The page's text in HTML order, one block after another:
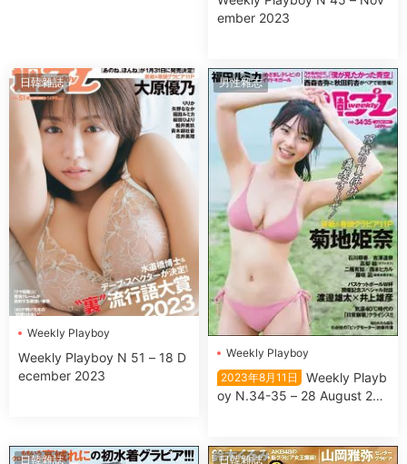
ember 2023
日韓雜誌
Wеekly Plаyboy
Wеekly Plаyboy N 51 – 18 D
ecember 2023
男性雜志
Wеekly Plаyboy
2023年8月11日
Wеekly Plаyb
oy N.34-35 – 28 August 202
日韓雜誌 日韓雜誌